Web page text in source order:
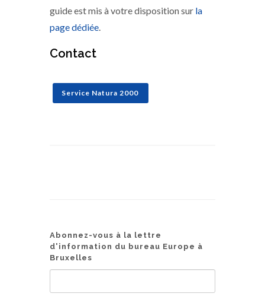
guide est mis à votre disposition sur la
page dédiée
Contact
Service Natura 2000
Abonnez-vous à la lettre
d'information du bureau Europe à
Bruxelles